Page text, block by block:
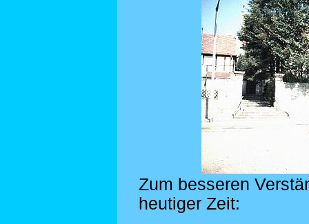
Zum besseren
heutiger Zeit: